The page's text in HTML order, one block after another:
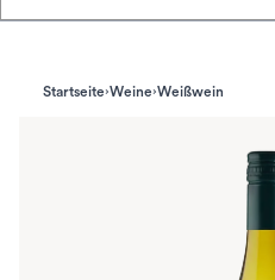
Startseite Weine Weißwein